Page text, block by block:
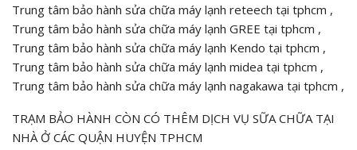
Trung tâm bảo hành sửa chữa máy lạnh reteech tại tphcm ,
Trung tâm bảo hành sửa chữa máy lạnh GREE tại tphcm ,
Trung tâm bảo hành sửa chữa máy lạnh Kendo tại tphcm ,
Trung tâm bảo hành sửa chữa máy lạnh midea tại tphcm ,
Trung tâm bảo hành sửa chữa máy lạnh nagakawa tại tphcm ,
TRẠM BẢO HÀNH CÒN CÓ THÊM DỊCH VỤ SỮA CHỮA TẠI
NHÀ Ở CÁC QUẬN HUYỆN TPHCM